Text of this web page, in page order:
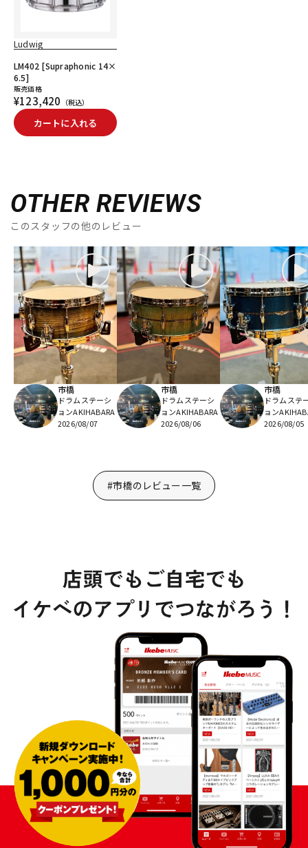
Ludwig
LM402 [Supraphonic 14×
6.5]
販売価格
¥123,420 （税込）
カートに入れる
OTHER REVIEWS
このスタッフの他のレビュー
市橋
ドラムステーシ
ョンAKIHABARA
2026/08/07
市橋
ドラムステーシ
ョンAKIHABARA
2026/08/06
市橋
ドラムステ
ョン
2026/08/05
#市橋のレビュー一覧